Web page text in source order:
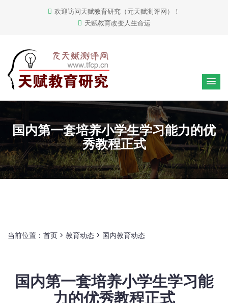
欢迎访问天赋教育研究（元天赋测评网）！
天赋教育改变人生命运
国内第一套培养小学生学习能力的优
秀教程正式
当前位置： 首页 > 教育动态 > 国内教育动态
国内第一套培养小学生学习能
力的优秀教程正式